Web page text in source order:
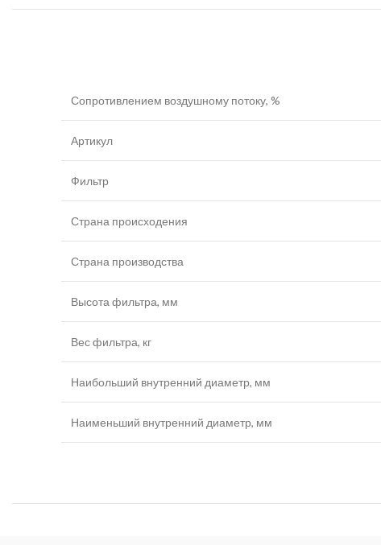
Сопротивлением воздушному потоку, %
Артикул
Фильтр
Страна происходения
Страна производства
Высота фильтра, мм
Вес фильтра, кг
Наибольший внутренний диаметр, мм
Наименьший внутренний диаметр, мм